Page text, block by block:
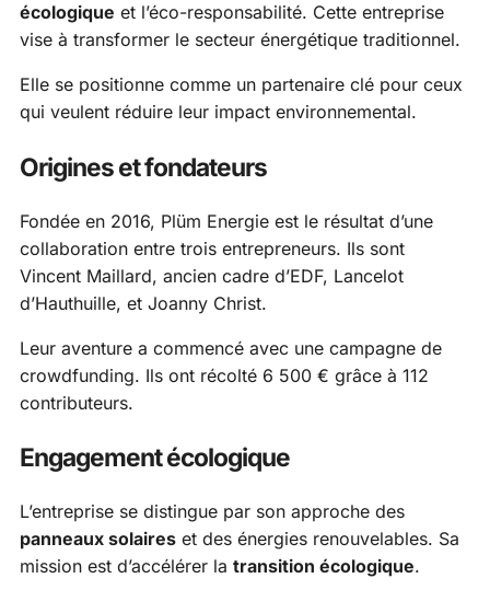
écologique et l’éco-responsabilité. Cette entreprise
vise à transformer le secteur énergétique traditionnel.
Elle se positionne comme un partenaire clé pour ceux
qui veulent réduire leur impact environnemental.
Origines et fondateurs
Fondée en 2016, Plüm Energie est le résultat d’une
collaboration entre trois entrepreneurs. Ils sont
Vincent Maillard, ancien cadre d’EDF, Lancelot
d’Hauthuille, et Joanny Christ.
Leur aventure a commencé avec une campagne de
crowdfunding. Ils ont récolté 6 500 € grâce à 112
contributeurs.
Engagement écologique
L’entreprise se distingue par son approche des
panneaux solaires et des énergies renouvelables. Sa
mission est d’accélérer la transition écologique.